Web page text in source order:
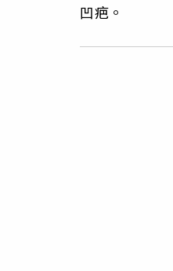
凹疤。